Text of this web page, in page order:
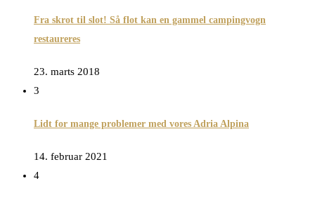
Fra skrot til slot! Så flot kan en gammel campingvogn
restaureres
23. marts 2018
3
Lidt for mange problemer med vores Adria Alpina
14. februar 2021
4